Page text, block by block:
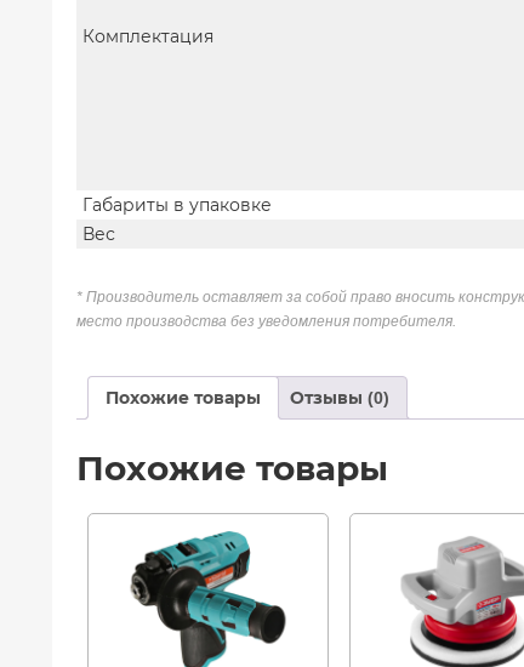
Комплектация
Габариты в упаковке
Вес
* Производитель оставляет за собой право вносить
место производства без уведомления потребителя.
Похожие товары Отзывы (0)
Похожие товары